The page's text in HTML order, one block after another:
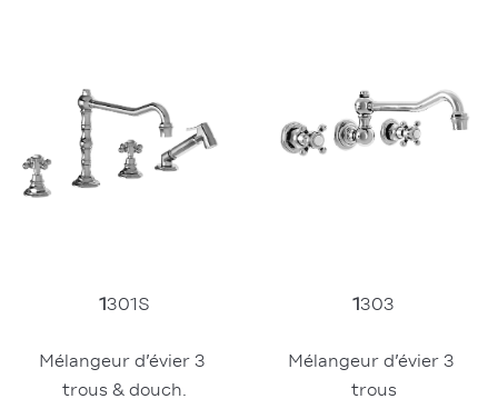
1301S
Mélangeur d’évier 3
trous & douch.
1303
Mélangeur d’évier 3
trous